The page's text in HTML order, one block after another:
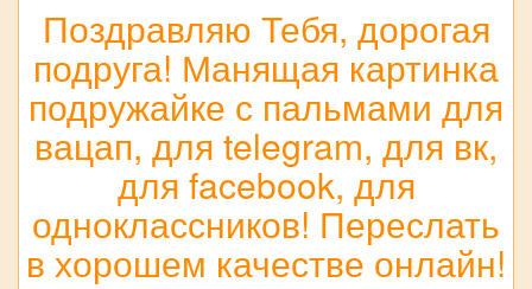
Поздравляю Тебя, дорогая
подруга! Манящая картинка
подружайке с пальмами для
вацап, для telegram, для вк,
для facebook, для
одноклассников! Переслать
в хорошем качестве онлайн!